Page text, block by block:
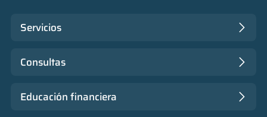
Servicios
Consultas
Educación financiera